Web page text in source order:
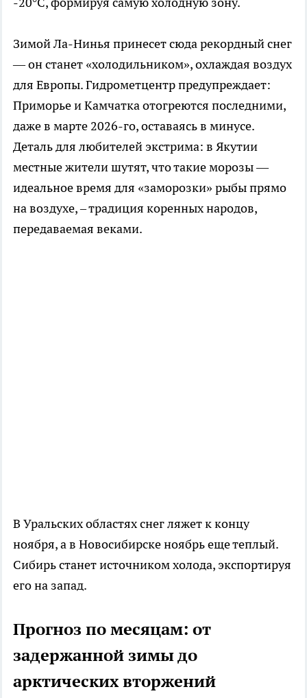
Зимой Ла-Нинья принесет сюда рекордный снег
— он станет «холодильником», охлаждая воздух
для Европы. Гидрометцентр предупреждает:
Приморье и Камчатка отогреются последними,
даже в марте 2026-го, оставаясь в минусе.
Деталь для любителей экстрима: в Якутии
местные жители шутят, что такие морозы —
идеальное время для «заморозки» рыбы прямо
на воздухе, – традиция коренных народов,
передаваемая веками.
В Уральских областях снег ляжет к концу
ноября, а в Новосибирске ноябрь еще теплый.
Сибирь станет источником холода, экспортируя
его на запад.
Прогноз по месяцам: от
задержанной зимы до
арктических вторжений